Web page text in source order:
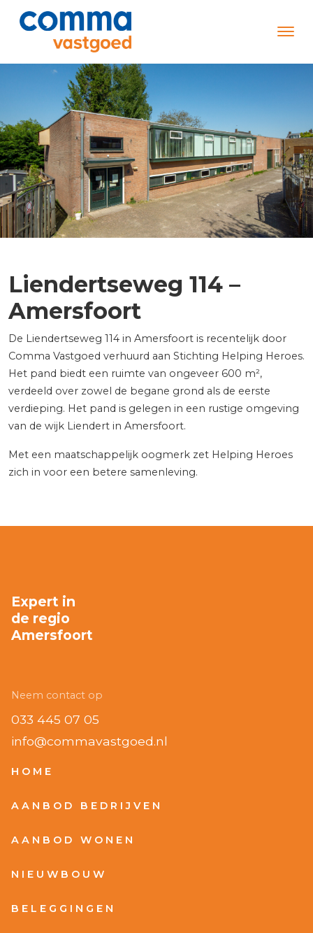
Liendertseweg 114 –
Amersfoort
De Liendertseweg 114 in Amersfoort is recentelijk door
Comma Vastgoed verhuurd aan Stichting Helping Heroes.
Het pand biedt een ruimte van ongeveer 600 m²,
verdeeld over zowel de begane grond als de eerste
verdieping. Het pand is gelegen in een rustige omgeving
van de wijk Liendert in Amersfoort.
Met een maatschappelijk oogmerk zet Helping Heroes
zich in voor een betere samenleving.
Expert in
de regio
Amersfoort
Neem contact op
033 445 07 05
info@commavastgoed.nl
HOME
AANBOD BEDRIJVEN
AANBOD WONEN
NIEUWBOUW
BELEGGINGEN